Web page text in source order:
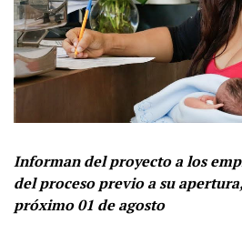
Informan del proyecto a los
del proceso previo a su
próximo 01 de agosto